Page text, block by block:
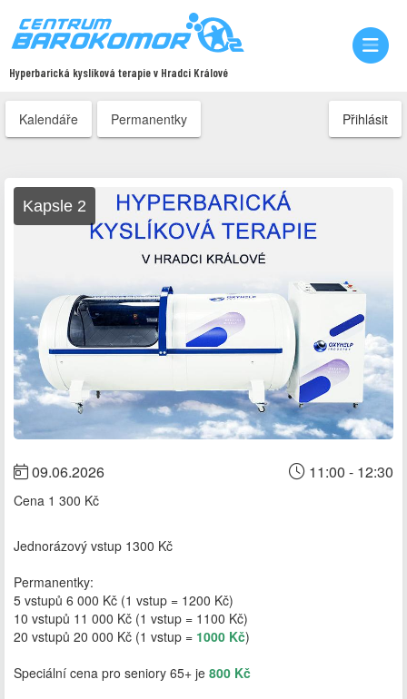
Hyperbarická kyslíková terapie v Hradci Králové
Kalendáře Permanentky Přihlásit
Kapsle 2
09.06.2026 11:00 - 12:30
Cena 1 300 Kč
Jednorázový vstup 1300 Kč
Permanentky:
5 vstupů 6 000 Kč (1 vstup = 1200 Kč)
10 vstupů 11 000 Kč (1 vstup = 1100 Kč)
20 vstupů 20 000 Kč (1 vstup = 1000 Kč)
Speciální cena pro seniory 65+ je 800 Kč